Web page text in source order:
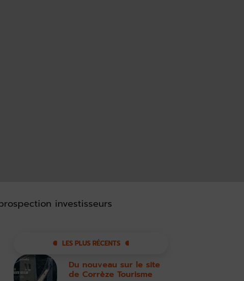
investisseurs
LES PLUS RÉCENTS
Du nouveau sur le site
de Corrèze Tourisme